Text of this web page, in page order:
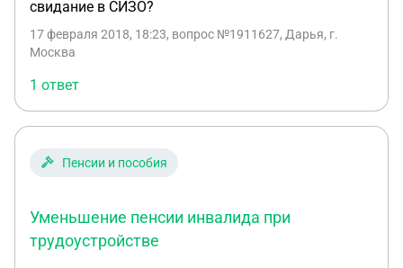
благодарю Алексей.
свидание в СИЗО?
17 февраля 2018, 18:23, вопрос №1911627, Дарья, г.
Москва
1 ответ
Пенсии и пособия
Уменьшение пенсии инвалида при
трудоустройстве